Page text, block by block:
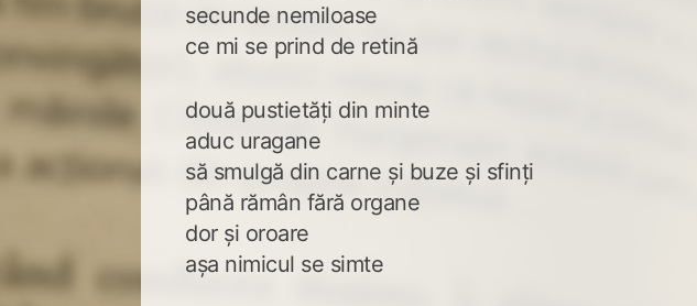
secunde nemiloase
ce mi se prind de retină
două pustietăți din minte
aduc uragane
să smulgă din carne și buze și sfinți
până rămân fără organe
dor și oroare
așa nimicul se simte